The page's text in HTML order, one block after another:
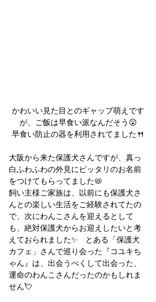
かわいい見た目とのギャップ萌えです
が、ご飯は早食い派なんだそう😲
早食い防止の器を利用されてました🍴
大阪から来た保護犬さんですが、真っ
白ふわふわの外見にピッタリのお名前
をつけてもらってました📛
飼い主様ご家族は、以前にも保護犬さ
んとの楽しい生活をご経験されてたの
で、次にわんこさんを迎えるとして
も、絶対保護犬からお迎えしたいと考
えておられました✨　とある「保護犬
カフェ」さんで巡り会った『コユキち
ゃん』は、出会うべくして出会った、
運命のわんこさんだったのかもしれま
せん💘